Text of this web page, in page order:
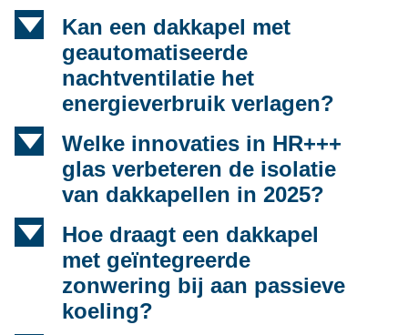
d
Kan een dakkapel met
geautomatiseerde
nachtventilatie het
energieverbruik verlagen?
d
Welke innovaties in HR+++
glas verbeteren de isolatie
van dakkapellen in 2025?
d
Hoe draagt een dakkapel
met geïntegreerde
zonwering bij aan passieve
koeling?